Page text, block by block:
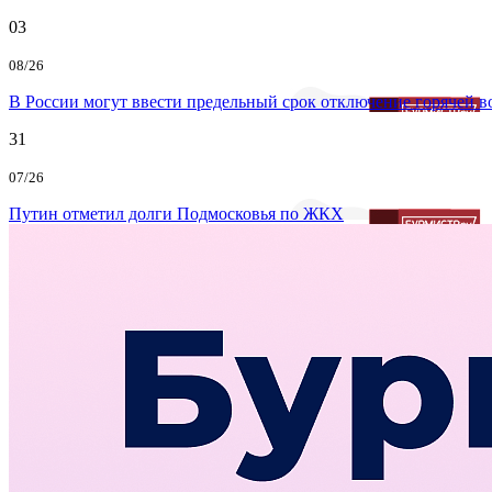
03
08/26
В России могут ввести предельный срок отключение горячей
31
07/26
Путин отметил долги Подмосковья по ЖКХ